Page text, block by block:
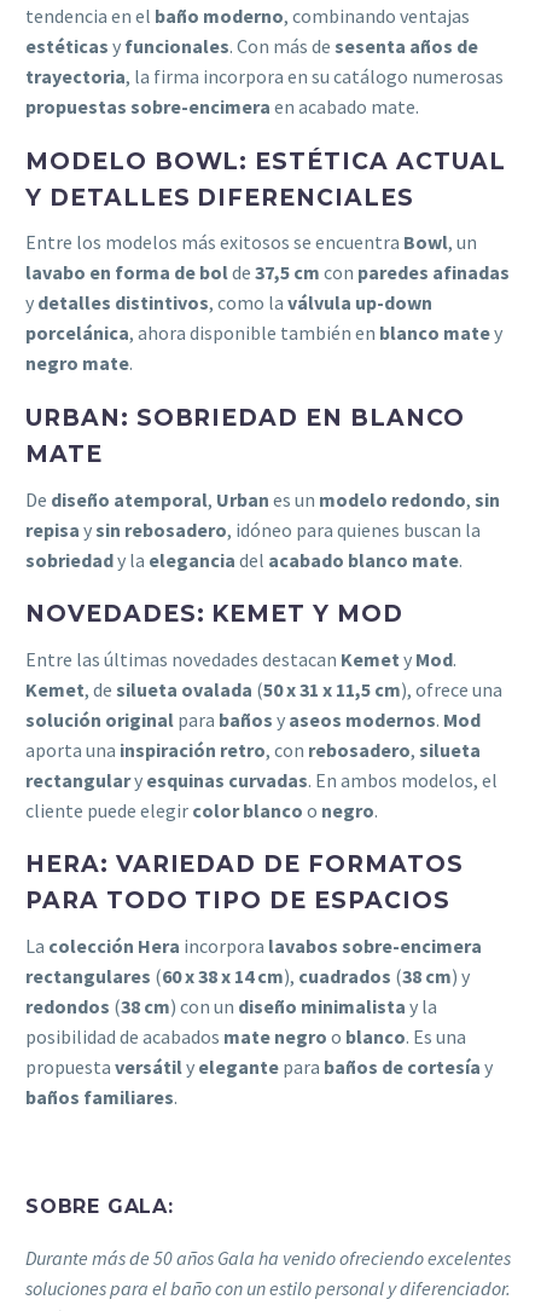
tendencia en el baño moderno, combinando ventajas
estéticas y funcionales. Con más de sesenta años de
trayectoria, la firma incorpora en su catálogo numerosas
propuestas sobre-encimera en acabado mate.
MODELO BOWL: ESTÉTICA ACTUAL
Y DETALLES DIFERENCIALES
Entre los modelos más exitosos se encuentra Bowl, un
lavabo en forma de bolde 37,5 cm con paredes afinadas
y detalles distintivos, como la válvula up-down
porcelánica, ahora disponible también en blanco matey
negro mate.
URBAN: SOBRIEDAD EN BLANCO
MATE
De diseño atemporal, Urban es un modelo redondo, sin
repisa ysin rebosadero, idóneo para quienes buscan la
sobriedady la elegancia del acabado blanco mate.
NOVEDADES: KEMET Y MOD
Entre las últimas novedades destacan Kemet y Mod.
Kemet, de silueta ovalada (50 x 31 x 11,5 cm), ofrece una
solución original para baños y aseos modernos. Mod
aporta una inspiración retro, con rebo­sadero, silueta
rectangulary esquinas curvadas. En ambos modelos, el
cliente puede elegir color blanco o negro.
HERA: VARIEDAD DE FORMATOS
PARA TODO TIPO DE ESPACIOS
La colección Hera incorpora lavabos sobre-encimera
rectangulares (60 x 38 x 14 cm), cuadrados (38 cm) y
redondos (38 cm) con un diseño minimalista y la
posibilidad de acabados mate negro o blanco. Es una
propuesta versátily elegante para baños de cortesía y
baños familiares.
SOBRE GALA:
Durante más de 50 años Gala ha venido ofreciendo excelentes
soluciones para el baño con un estilo personal y diferenciador.